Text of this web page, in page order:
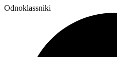
Odnoklassniki